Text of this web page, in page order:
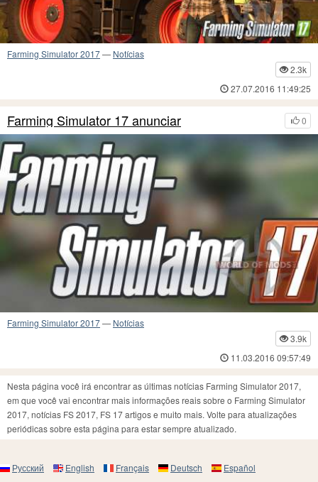
Farming Simulator 2017— Notícias
2.3k
27.07.2016 11:49:25
0
Farming Simulator 17 anunciar
Farming Simulator 2017— Notícias
3.9k
11.03.2016 09:57:49
Nesta página você irá encontrar as últimas notícias Farming Simulator 2017,
em que você vai encontrar mais informações reais sobre o Farming Simulator
2017, notícias FS 2017, FS 17 artigos e muito mais. Volte para atualizações
periódicas sobre esta página para estar sempre atualizado.
Русский English Français Deutsch Español